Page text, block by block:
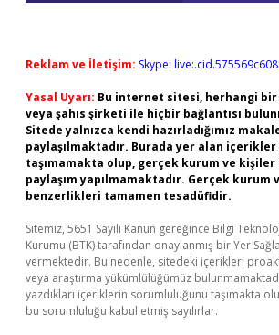
Reklam ve İletişim: Skype:
Yasal Uyarı: Bu internet sitesi, herhangi
veya şahıs şirketi ile hiçbir bağlantısı
Sitede yalnızca kendi hazırladığımız
paylaşılmaktadır. Burada yer alan
taşımamakta olup, gerçek kurum ve kişiler
paylaşım yapılmamaktadır. Gerçek kurum
benzerlikleri tamamen tesadüfidir.
Sitemiz, 5651 Sayılı Kanun gereğince Bilgi
Kurumu (BTK) tarafından onaylanmış bir Yer
vermektedir. Bu nedenle, sitedeki içerikleri
veya araştırma yükümlülüğümüz
yazdıkları içeriklerin sorumluluğunu taşımakta
bu sorumluluğu kabul etmiş sayılırlar.